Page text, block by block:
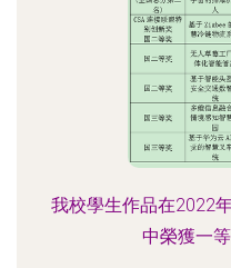
我校學生作品在2022
中榮獲一